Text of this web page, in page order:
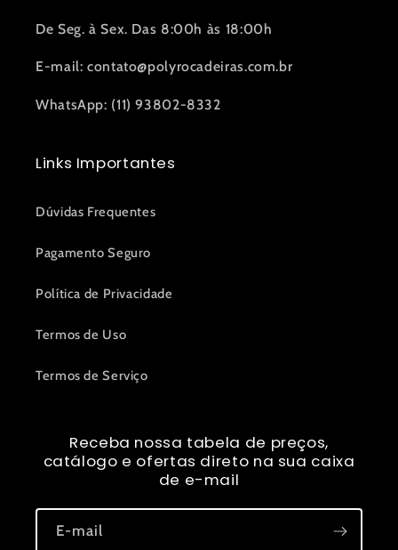
De Seg. à Sex. Das 8:00h às 18:00h
E-mail: contato@polyrocadeiras.com.br
WhatsApp: (11) 93802-8332
Links Importantes
Dúvidas Frequentes
Pagamento Seguro
Política de Privacidade
Termos de Uso
Termos de Serviço
Receba nossa tabela de preços,
catálogo e ofertas direto na sua caixa
de e-mail
E-mail